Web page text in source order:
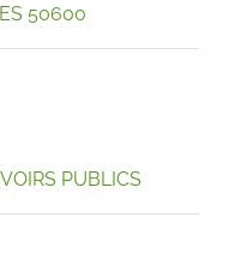
50600
PUBLICS